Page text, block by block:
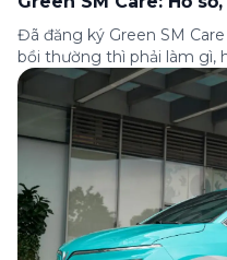
hỗ trợ
Đã đăng ký Green SM
bồi thường thì phải làm gì,
nhận bảo hiểm tìm ở đâu?
câu hỏi thường gặp nhất
của Green […]